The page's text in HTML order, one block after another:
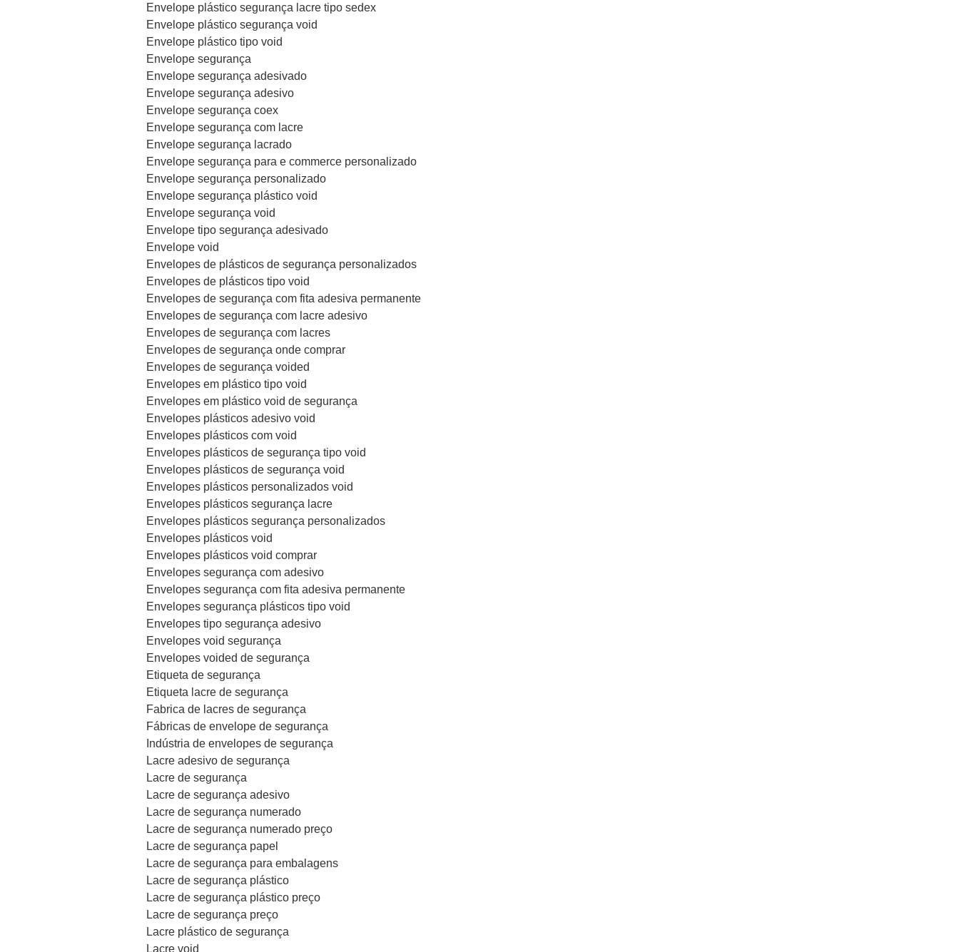
Envelope plástico segurança lacre tipo sedex
Envelope plástico segurança void
Envelope plástico tipo void
Envelope segurança
Envelope segurança adesivado
Envelope segurança adesivo
Envelope segurança coex
Envelope segurança com lacre
Envelope segurança lacrado
Envelope segurança para e commerce personalizado
Envelope segurança personalizado
Envelope segurança plástico void
Envelope segurança void
Envelope tipo segurança adesivado
Envelope void
Envelopes de plásticos de segurança personalizados
Envelopes de plásticos tipo void
Envelopes de segurança com fita adesiva permanente
Envelopes de segurança com lacre adesivo
Envelopes de segurança com lacres
Envelopes de segurança onde comprar
Envelopes de segurança voided
Envelopes em plástico tipo void
Envelopes em plástico void de segurança
Envelopes plásticos adesivo void
Envelopes plásticos com void
Envelopes plásticos de segurança tipo void
Envelopes plásticos de segurança void
Envelopes plásticos personalizados void
Envelopes plásticos segurança lacre
Envelopes plásticos segurança personalizados
Envelopes plásticos void
Envelopes plásticos void comprar
Envelopes segurança com adesivo
Envelopes segurança com fita adesiva permanente
Envelopes segurança plásticos tipo void
Envelopes tipo segurança adesivo
Envelopes void segurança
Envelopes voided de segurança
Etiqueta de segurança
Etiqueta lacre de segurança
Fabrica de lacres de segurança
Fábricas de envelope de segurança
Indústria de envelopes de segurança
Lacre adesivo de segurança
Lacre de segurança
Lacre de segurança adesivo
Lacre de segurança numerado
Lacre de segurança numerado preço
Lacre de segurança papel
Lacre de segurança para embalagens
Lacre de segurança plástico
Lacre de segurança plástico preço
Lacre de segurança preço
Lacre plástico de segurança
Lacre void